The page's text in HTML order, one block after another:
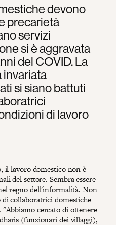
devono
precarietà
servizi
si è aggravata
del COVID. La
invariata
si siano battuti
di lavoro
il lavoro domestico non è
del settore. Sembra essere
regno dell'informalità. Non
collaboratrici domestiche
"Abbiamo cercato di ottenere
(funzionari dei villaggi),